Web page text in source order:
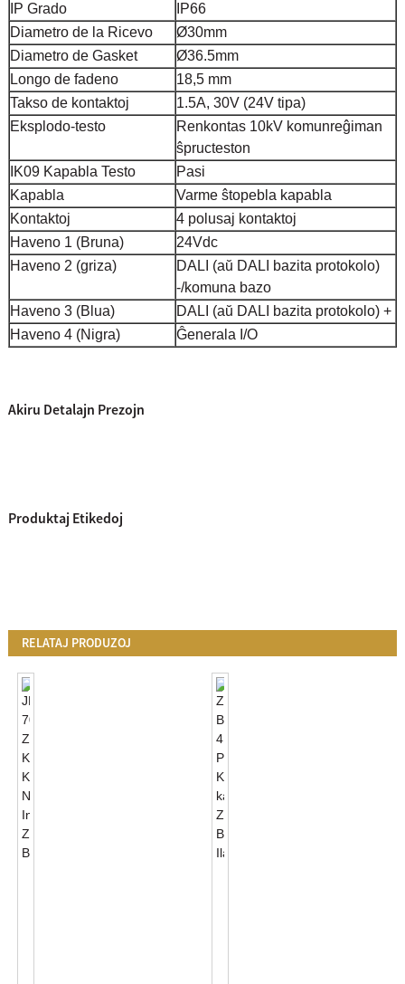
IP Grado
IP66
Diametro de la Ricevo
Ø30mm
Diametro de Gasket
Ø36.5mm
Longo de fadeno
18,5 mm
Takso de kontaktoj
1.5A, 30V (24V tipa)
Eksplodo-testo
Renkontas 10kV komunreĝiman
ŝpructeston
IK09 Kapabla Testo
Pasi
Kapabla
Varme ŝtopebla kapabla
Kontaktoj
4 polusaj kontaktoj
Haveno 1 (Bruna)
24Vdc
Haveno 2 (griza)
DALI (aŭ DALI bazita protokolo)
-/komuna bazo
Haveno 3 (Blua)
DALI (aŭ DALI bazita protokolo) +
Haveno 4 (Nigra)
Ĝenerala I/O
Akiru Detalajn Prezojn
Produktaj Etikedoj
RELATAJ PRODUZOJ